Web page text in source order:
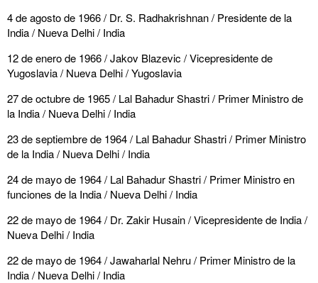
4 de agosto de 1966 / Dr. S. Radhakrishnan / Presidente de la
India / Nueva Delhi / India
12 de enero de 1966 / Jakov Blazevic / Vicepresidente de
Yugoslavia / Nueva Delhi / Yugoslavia
27 de octubre de 1965 / Lal Bahadur Shastri / Primer Ministro de
la India / Nueva Delhi / India
23 de septiembre de 1964 / Lal Bahadur Shastri / Primer Ministro
de la India / Nueva Delhi / India
24 de mayo de 1964 / Lal Bahadur Shastri / Primer Ministro en
funciones de la India / Nueva Delhi / India
22 de mayo de 1964 / Dr. Zakir Husain / Vicepresidente de India /
Nueva Delhi / India
22 de mayo de 1964 / Jawaharlal Nehru / Primer Ministro de la
India / Nueva Delhi / India